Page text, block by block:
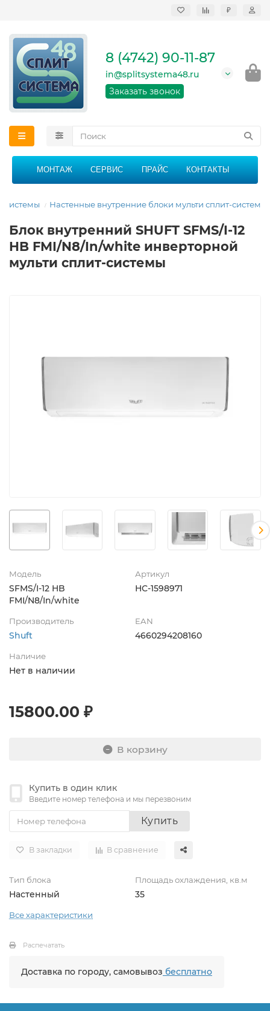
₽
кондиционеров в
области
График работы: 9:00 -
21:00 без перерыва и
8 (4742) 90-11-87
in@splitsystema48.ru
Заказать звонок
МОНТАЖ СЕРВИС ПРАЙС КОНТАКТЫ
системы Настенные внутренние блоки мульти сплит-систем
Блок внутренний SHUFT SFMS/I-12
HB FMI/N8/In/white инверторной
мульти сплит-системы
Модель
SFMS/I-12 HB
FMI/N8/In/white
Артикул
НС-1598971
Производитель
Shuft
EAN
4660294208160
Наличие
Нет в наличии
15800.00 ₽
В корзину
Купить в один клик
Введите номер телефона и мы перезвоним
Купить
В закладки В сравнение
Тип блока
Настенный
Площадь охлаждения, кв.м
35
Все характеристики
Распечатать
Доставка по городу, самовывоз бесплатно